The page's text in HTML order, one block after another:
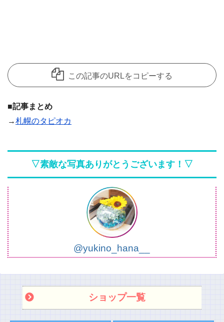
この記事のURLをコピーする
■記事まとめ
→札幌のタピオカ
▽素敵な写真ありがとうございます！▽
@yukino_hana__
ショップ一覧